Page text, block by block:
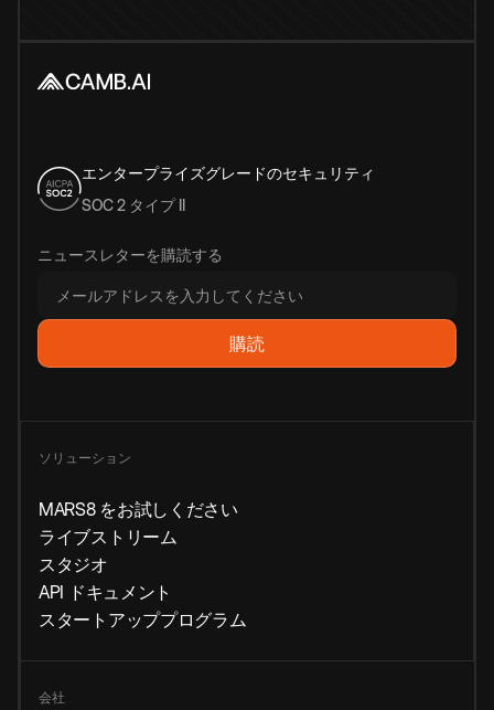
エンタープライズグレードのセキュリティ
SOC 2 タイプ II
ニュースレターを購読する
ソリューション
MARS8 をお試しください
ライブストリーム
スタジオ
API ドキュメント
スタートアッププログラム
会社